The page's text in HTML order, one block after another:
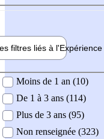
filtres liés à l'Expérience
demandée
Moins de 1 an (10)
De 1 à 3 ans (114)
Plus de 3 ans (95)
Non renseignée (323)